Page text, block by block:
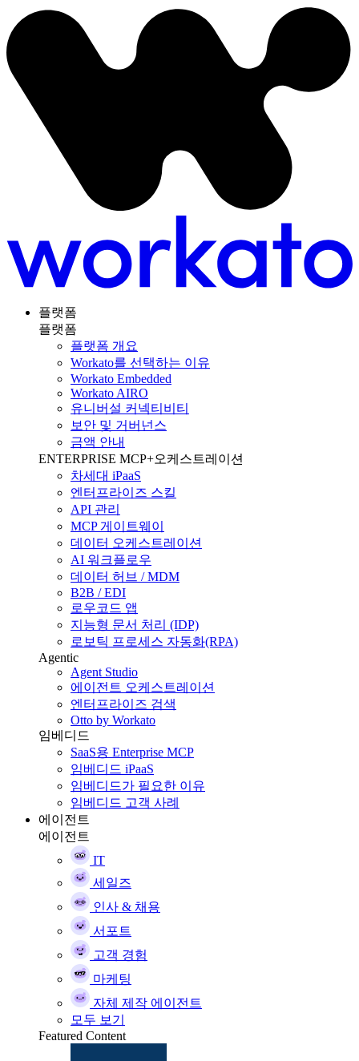
플랫폼
플랫폼
플랫폼 개요
Workato를 선택하는 이유
Workato Embedded
Workato AIRO
유니버설 커넥티비티
보안 및 거버넌스
금액 안내
ENTERPRISE MCP+오케스트레이션
차세대 iPaaS
엔터프라이즈 스킬
API 관리
MCP 게이트웨이
데이터 오케스트레이션
AI 워크플로우
데이터 허브 / MDM
B2B / EDI
로우코드 앱
지능형 문서 처리 (IDP)
로보틱 프로세스 자동화(RPA)
Agentic
Agent Studio
에이전트 오케스트레이션
엔터프라이즈 검색
Otto by Workato
임베디드
SaaS용 Enterprise MCP
임베디드 iPaaS
임베디드가 필요한 이유
임베디드 고객 사례
에이전트
에이전트
IT
세일즈
인사 & 채용
서포트
고객 경험
마케팅
자체 제작 에이전트
모두 보기
Featured Content